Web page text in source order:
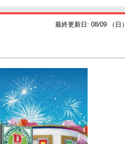
最終更新日: 08/09 （日）